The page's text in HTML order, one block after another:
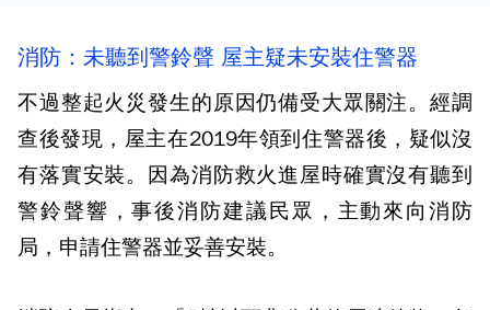
消防：未聽到警鈴聲 屋主疑未安裝住警器
不過整起火災發生的原因仍備受大眾關注。經調
查後發現，屋主在2019年領到住警器後，疑似沒
有落實安裝。因為消防救火進屋時確實沒有聽到
警鈴聲響，事後消防建議民眾，主動來向消防
局，申請住警器並妥善安裝。